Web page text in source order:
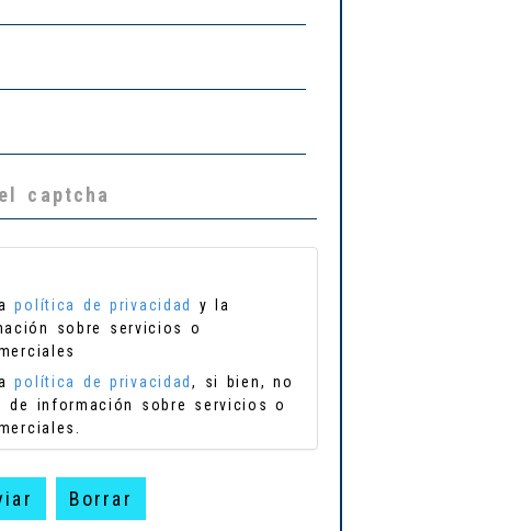
política de privacidad
y la
sobre servicios o
política de privacidad , si bien, no
de información sobre servicios o
Borrar